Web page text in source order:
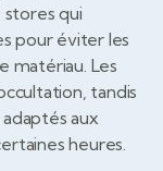
stores qui
pour éviter les
matériau. Les
tandis
aux
heures.